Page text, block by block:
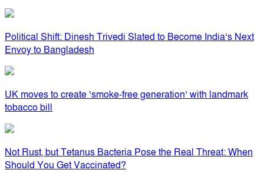
Political Shift: Dinesh Trivedi Slated to Become India’s Next
Envoy to Bangladesh
UK moves to create ‘smoke-free generation’ with landmark
tobacco bill
Not Rust, but Tetanus Bacteria Pose the Real Threat: When
Should You Get Vaccinated?